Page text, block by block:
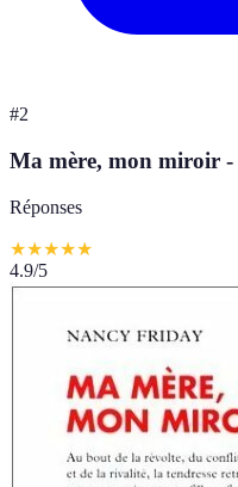
#2
Ma mère, mon miroir
Réponses
★★★★★
4.9/5